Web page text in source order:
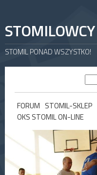
STOMILOWCY
STOMIL PONAD WSZYSTKO!
FORUM STOMIL-SKLEP
OKS STOMIL ON-LINE